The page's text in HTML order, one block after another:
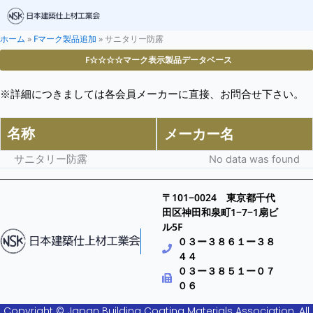
ホーム » Fマーク製品追加 »サニタリー防露
F☆☆☆☆マーク表示製品データベース
※詳細につきましては各会員メーカーに直接、お問合せ下さい。
名称 メーカー名
サニタリー防露 No data was found
〒101−0024 東京都千代
田区神田和泉町1−7−1扇ビ
ル5F
０３ー３８６１ー３８
４４
０３ー３８５１ー０７
０６